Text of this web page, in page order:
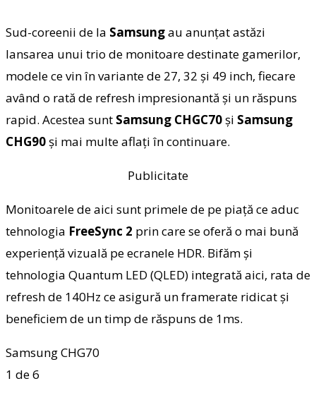
Sud-coreenii de la Samsungau anunțat astăzi
lansarea unui trio de monitoare destinate gamerilor,
modele ce vin în variante de 27, 32 și 49 inch, fiecare
având o rată de refresh impresionantă și un răspuns
rapid. Acestea sunt Samsung CHGC70 și Samsung
CHG90 și mai multe aflați în continuare.
Publicitate
Monitoarele de aici sunt primele de pe piață ce aduc
tehnologia FreeSync 2 prin care se oferă o mai bună
experiență vizuală pe ecranele HDR. Bifăm și
tehnologia Quantum LED (QLED) integrată aici, rata de
refresh de 140Hz ce asigură un framerate ridicat și
beneficiem de un timp de răspuns de 1ms.
Samsung CHG70
1 de 6